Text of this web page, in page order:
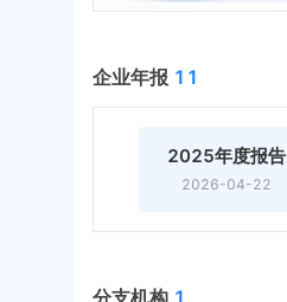
企业年报 11
2025年度报告
2026-04-22
分支机构 1